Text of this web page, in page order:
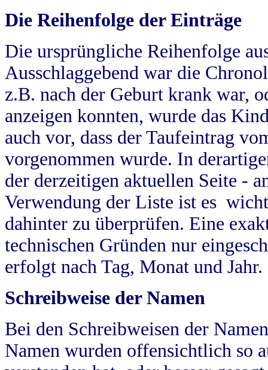
Die Reihenfolge der Einträge
Die ursprüngliche Reihenfolge
Ausschlaggebend war die
z.B. nach der Geburt krank war,
anzeigen konnten, wurde das
auch vor, dass der Taufeintrag
vorgenommen wurde. In
der derzeitigen aktuellen Seite -
Verwendung der Liste ist es
dahinter zu überprüfen. Eine
technischen Gründen nur
erfolgt nach Tag, Monat und Jahr.
Schreibweise der Namen
Bei den Schreibweisen der
Namen wurden offensichtlich so